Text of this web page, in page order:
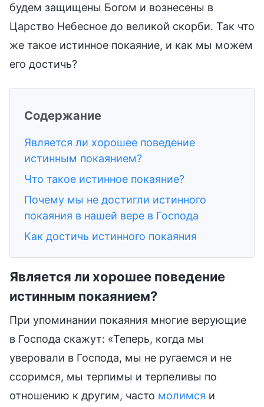
будем защищены Богом и вознесены в
Царство Небесное до великой скорби. Так что
же такое истинное покаяние, и как мы можем
его достичь?
Содержание
Является ли хорошее поведение
истинным покаянием?
Что такое истинное покаяние?
Почему мы не достигли истинного
покаяния в нашей вере в Господа
Как достичь истинного покаяния
Является ли хорошее поведение
истинным покаянием?
При упоминании покаяния многие верующие
в Господа скажут: «Теперь, когда мы
уверовали в Господа, мы не ругаемся и не
ссоримся, мы терпимы и терпеливы по
отношению к другим, часто молимся и